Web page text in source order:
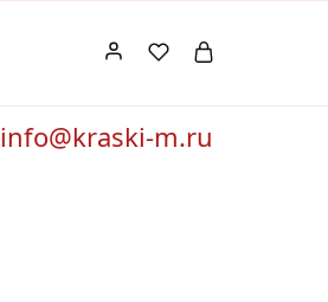
info@kraski-m.ru